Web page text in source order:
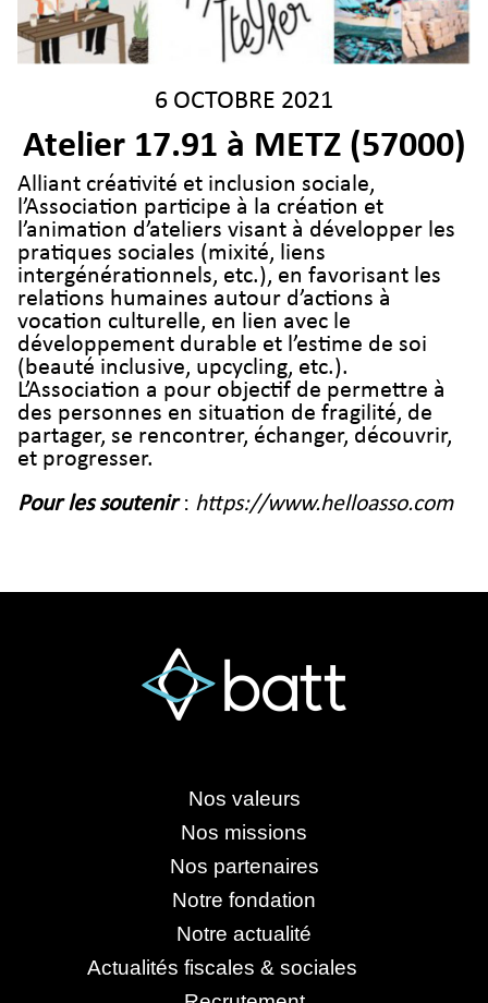
6 OCTOBRE 2021
Atelier 17.91 à METZ (57000)
Alliant créativité et inclusion sociale,
l’Association participe à la création et
l’animation d’ateliers visant à développer les
pratiques sociales (mixité, liens
intergénérationnels, etc.), en favorisant les
relations humaines autour d’actions à
vocation culturelle, en lien avec le
développement durable et l’estime de soi
(beauté inclusive, upcycling, etc.).
L’Association a pour objectif de permettre à
des personnes en situation de fragilité, de
partager, se rencontrer, échanger, découvrir,
et progresser.
Pour les soutenir: https://www.helloasso.com
Nos valeurs
Nos missions
Nos partenaires
Notre fondation
Notre actualité
Actualités fiscales & sociales